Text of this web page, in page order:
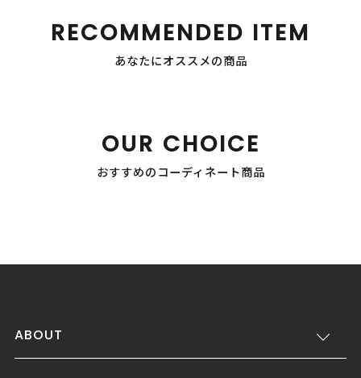
RECOMMENDED ITEM
あなたにオススメの商品
OUR CHOICE
おすすめのコーディネート商品
ABOUT